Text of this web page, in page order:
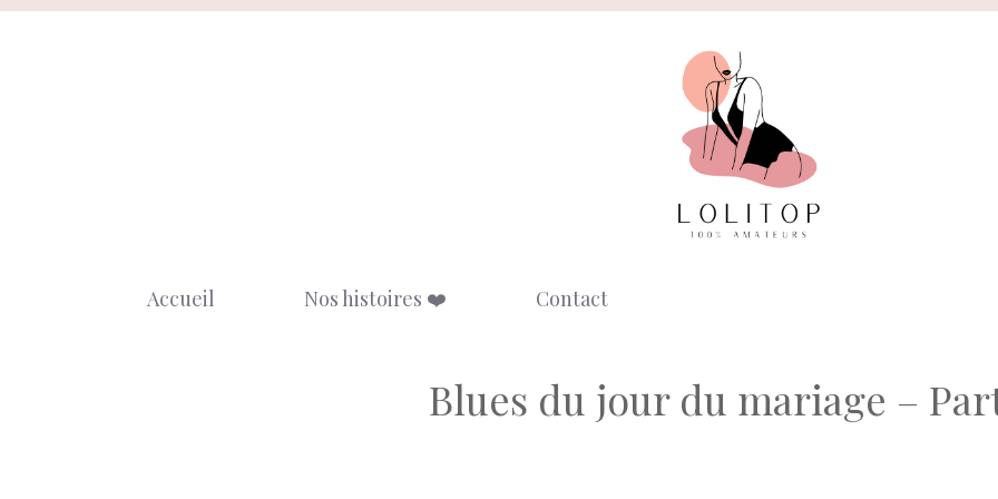
Aller
Accueil Nos histoires ❤️ Contact
Blues du jour du mariage –